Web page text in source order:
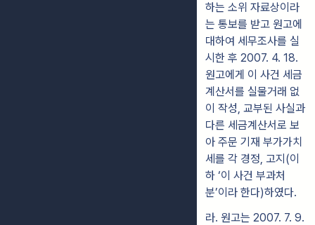
하는 소위 자료상이라
는 통보를 받고 원고에
대하여 세무조사를 실
시한 후 2007. 4. 18.
원고에게 이 사건 세금
계산서를 실물거래 없
이 작성, 교부된 사실과
다른 세금계산서로 보
아 주문 기재 부가가치
세를 각 경정, 고지(이
하 ‘이 사건 부과처
분’이라 한다)하였다.
라. 원고는 2007. 7. 9.